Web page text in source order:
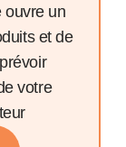
ouvre un
et de
votre